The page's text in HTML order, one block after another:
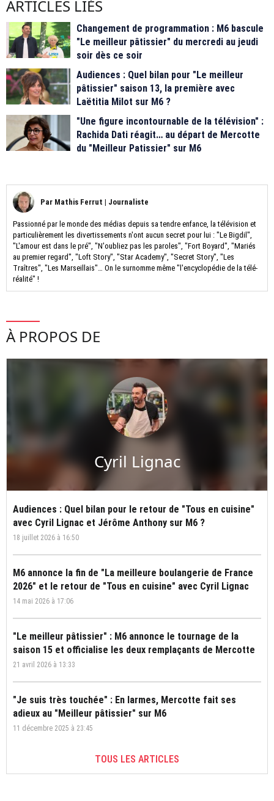
ARTICLES LIÉS
Changement de programmation : M6 bascule
"Le meilleur pâtissier" du mercredi au jeudi
soir dès ce soir
Audiences : Quel bilan pour "Le meilleur
pâtissier" saison 13, la première avec
Laëtitia Milot sur M6 ?
"Une figure incontournable de la télévision" :
Rachida Dati réagit… au départ de Mercotte
du "Meilleur Patissier" sur M6
Par Mathis Ferrut | Journaliste
Passionné par le monde des médias depuis sa tendre enfance, la télévision et
particulièrement les divertissements n'ont aucun secret pour lui : "Le Bigdil",
"L'amour est dans le pré", "N'oubliez pas les paroles", "Fort Boyard", "Mariés
au premier regard", "Loft Story", "Star Academy", "Secret Story", "Les
Traîtres", "Les Marseillais"… On le surnomme même "l'encyclopédie de la télé-
réalité" !
À PROPOS DE
Cyril Lignac
Audiences : Quel bilan pour le retour de "Tous en cuisine"
avec Cyril Lignac et Jérôme Anthony sur M6 ?
18 juillet 2026 à 16:50
M6 annonce la fin de "La meilleure boulangerie de France
2026" et le retour de "Tous en cuisine" avec Cyril Lignac
14 mai 2026 à 17:06
"Le meilleur pâtissier" : M6 annonce le tournage de la
saison 15 et officialise les deux remplaçants de Mercotte
21 avril 2026 à 13:33
"Je suis très touchée" : En larmes, Mercotte fait ses
adieux au "Meilleur pâtissier" sur M6
11 décembre 2025 à 23:45
TOUS LES ARTICLES